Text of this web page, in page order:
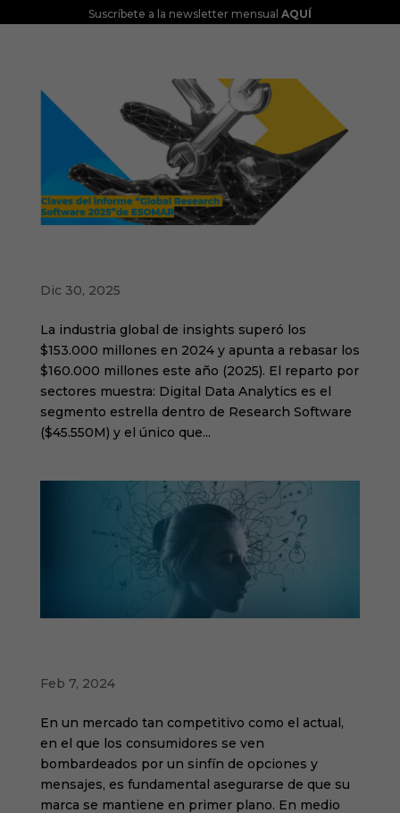
Suscríbete a la newsletter mensual AQUÍ
Dic 30, 2025
La industria global de insights superó los
$153.000 millones en 2024 y apunta a rebasar los
$160.000 millones este año (2025). El reparto por
sectores muestra: Digital Data Analytics es el
segmento estrella dentro de Research Software
($45.550M) y el único que...
Feb 7, 2024
En un mercado tan competitivo como el actual,
en el que los consumidores se ven
bombardeados por un sinfín de opciones y
mensajes, es fundamental asegurarse de que su
marca se mantiene en primer plano. En medio